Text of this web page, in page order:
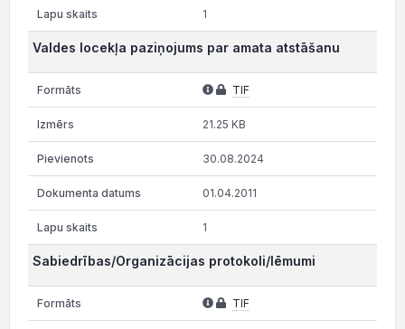
1
Valdes locekļa paziņojums par amata atstāšanu
TIF
21.25 KB
30.08.2024
01.04.2011
1
Sabiedrības/Organizācijas protokoli/lēmumi
TIF